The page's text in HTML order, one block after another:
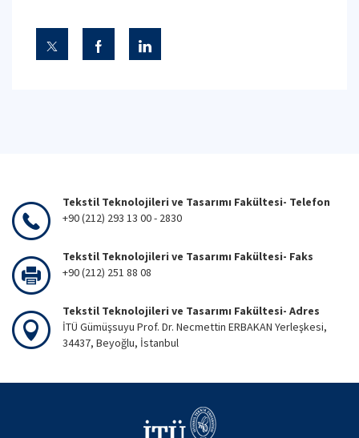
Tekstil Teknolojileri ve Tasarımı Fakültesi- Telefon
+90 (212) 293 13 00 - 2830
Tekstil Teknolojileri ve Tasarımı Fakültesi- Faks
+90 (212) 251 88 08
Tekstil Teknolojileri ve Tasarımı Fakültesi- Adres
İTÜ Gümüşsuyu Prof. Dr. Necmettin ERBAKAN Yerleşkesi,
34437, Beyoğlu, İstanbul